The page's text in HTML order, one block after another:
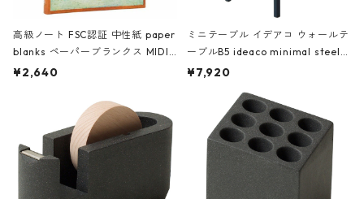
高級ノート FSC認証 中性紙 paper
blanks ペーパーブランクス MIDI
ハードカバー 罫線 ヴァン・ゴッホ
¥2,640
ミニテーブル イデアコ ウォールテ
ーブルB5 ideaco minimal steel f
urniture WALL Table B5 ネイビー
¥7,920